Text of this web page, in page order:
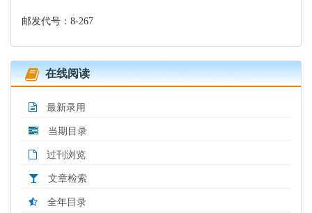
邮发代号：8-267
在线阅读
最新录用
当期目录
过刊浏览
文章检索
全年目录